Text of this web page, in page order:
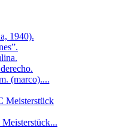
1940).
(marco)....
Meisterstück